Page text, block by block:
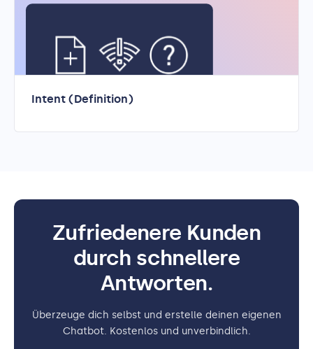
Intent (Definition)
Zufriedenere Kunden
durch schnellere
Antworten.
Überzeuge dich selbst und erstelle deinen eigenen
Chatbot. Kostenlos und unverbindlich.